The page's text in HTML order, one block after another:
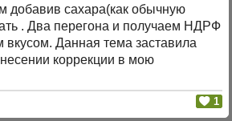
добавив сахара(как обычную
. Два перегона и получаем НДРФ
вкусом. Данная тема заставила
коррекции в мою
1